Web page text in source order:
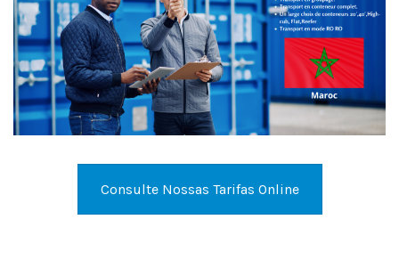
Consulte Nossas Tarifas Online